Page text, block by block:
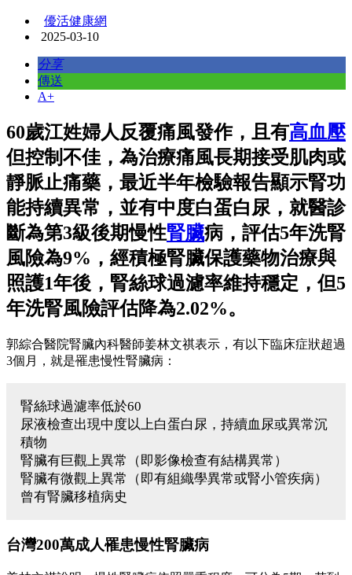
優活健康網
2025-03-10
分享
傳送
A+
60歲江姓婦人反覆痛風發作，且有高血壓
但控制不佳，為治療痛風長期接受肌肉或
靜脈止痛藥，最近半年檢驗報告顯示腎功
能持續異常，並有中度白蛋白尿，就醫診
斷為第3級後期慢性腎臟病，評估5年洗腎
風險為9%，經積極腎臟保護藥物治療與
照護1年後，腎絲球過濾率維持穩定，但5
年洗腎風險評估降為2.02%。
郭綜合醫院腎臟內科醫師姜林文祺表示，有以下臨床症狀超過
3個月，就是罹患慢性腎臟病：
腎絲球過濾率低於60
尿液檢查出現中度以上白蛋白尿，持續血尿或異常沉
積物
腎臟有巨觀上異常（即影像檢查有結構異常）
腎臟有微觀上異常（即有組織學異常或腎小管疾病）
曾有腎臟移植病史
台灣200萬成人罹患慢性腎臟病